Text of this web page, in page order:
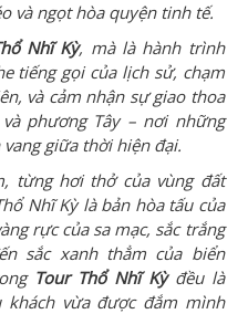
và ngọt hòa quyện tinh tế.
Nhĩ Kỳ, mà là hành trình
tiếng gọi của lịch sử, chạm
và cảm nhận sự giao thoa
phương Tây – nơi những
giữa thời hiện đại.
từng hơi thở của vùng đất
Nhĩ Kỳ là bản hòa tấu của
rực của sa mạc, sắc trắng
sắc xanh thẳm của biển
Tour Thổ Nhĩ Kỳđều là
vừa được đắm mình